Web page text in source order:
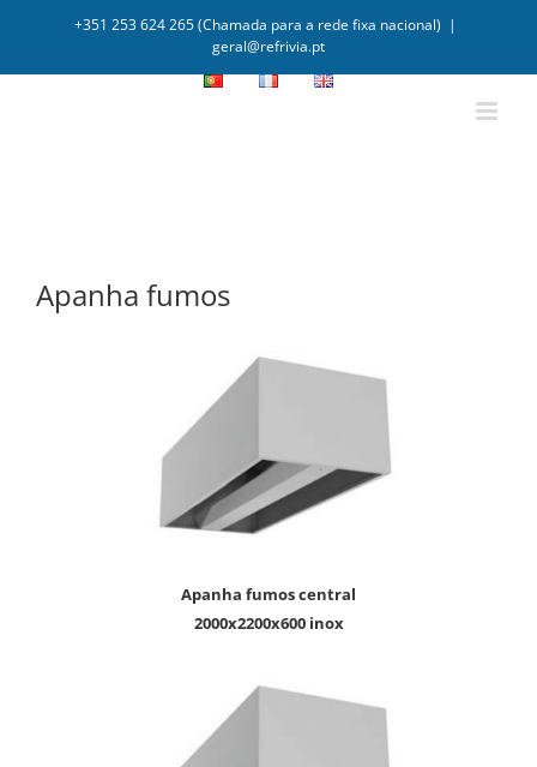
+351 253 624 265 (Chamada para a rede fixa nacional) |
geral@refrivia.pt
Apanha fumos
apanha fumos central
2000x2200x600 inox